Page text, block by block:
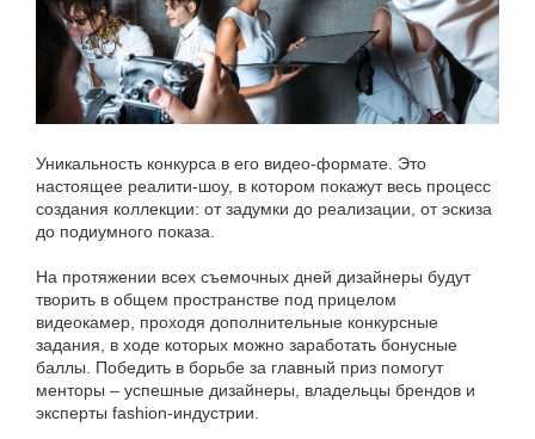
Уникальность конкурса в его видео-формате. Это
настоящее реалити-шоу, в котором покажут весь процесс
создания коллекции: от задумки до реализации, от эскиза
до подиумного показа.
На протяжении всех съемочных дней дизайнеры будут
творить в общем пространстве под прицелом
видеокамер, проходя дополнительные конкурсные
задания, в ходе которых можно заработать бонусные
баллы. Победить в борьбе за главный приз помогут
менторы – успешные дизайнеры, владельцы брендов и
эксперты fashion-индустрии.